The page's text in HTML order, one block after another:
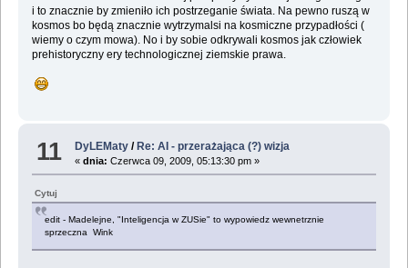
i to znacznie by zmieniło ich postrzeganie świata. Na pewno ruszą w
kosmos bo będą znacznie wytrzymalsi na kosmiczne przypadłości (
wiemy o czym mowa). No i by sobie odkrywali kosmos jak człowiek
prehistoryczny ery technologicznej ziemskie prawa.
11 DyLEMaty / Re: AI - przerażająca (?) wizja
«dnia: Czerwca 09, 2009, 05:13:30 pm »
Cytuj
edit - Madelejne, "Inteligencja w ZUSie" to wypowiedz wewnetrznie
sprzeczna Wink